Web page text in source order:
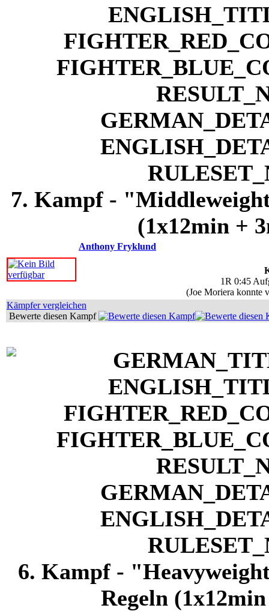
7. Kampf -
(1x12min +
Anthony Fryklund
1R 0:45
(Joe Moriera konnte
Kämpfer vergleichen
Bewerte diesen Kampf
6. Kampf -
Regeln